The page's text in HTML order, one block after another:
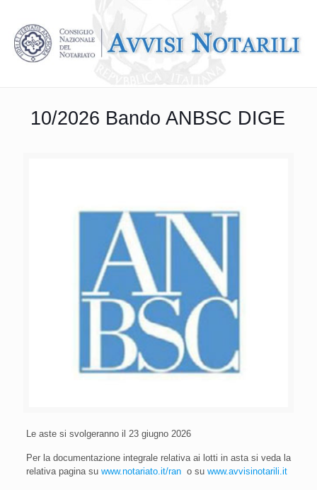
10/2026 Bando ANBSC DIGE
Le aste si svolgeranno il 23 giugno 2026
Per la documentazione integrale relativa ai lotti in asta si veda la
relativa pagina su www.notariato.it/rano su www.avvisinotarili.it